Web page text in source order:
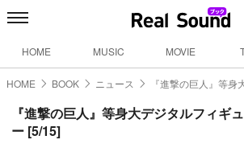
HOME MUSIC MOVIE
HOME BOOK ニュース 『進撃の巨人』等
『進撃の巨人』等身大デジタルフィギ
ー [5/15]